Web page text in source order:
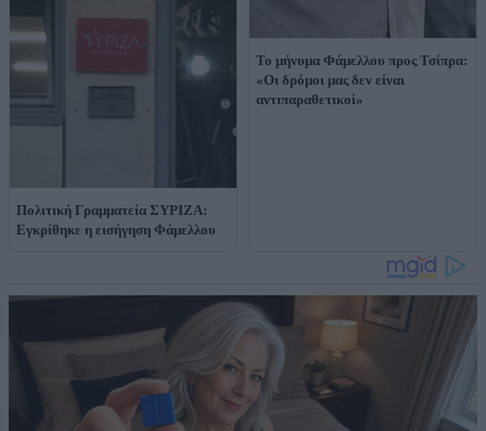
Πολιτική Γραμματεία ΣΥΡΙΖΑ:
Εγκρίθηκε η εισήγηση Φάμελλου
Το μήνυμα Φάμελλου προς Τσίπρα:
«Οι δρόμοι μας δεν είναι
αντιπαραθετικοί»